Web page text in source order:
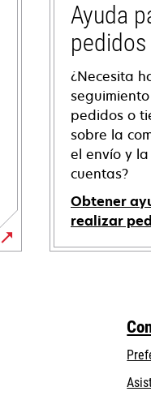
Ayuda
pedidos
¿Necesita
pedidos o
sobre la
el envío y
cuentas?
Obtener
realizar
se